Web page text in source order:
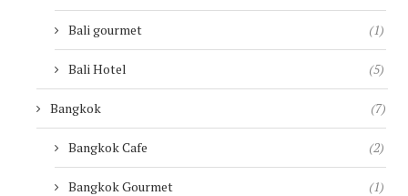
Bali gourmet (1)
Bali Hotel (5)
Bangkok (7)
Bangkok Cafe (2)
Bangkok Gourmet (1)